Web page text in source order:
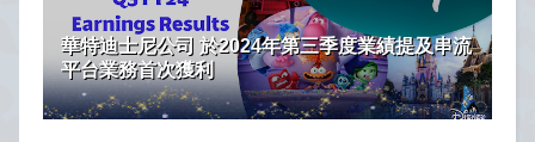
華特迪士尼公司 於2024年第三季度業績提及串流
平台業務首次獲利